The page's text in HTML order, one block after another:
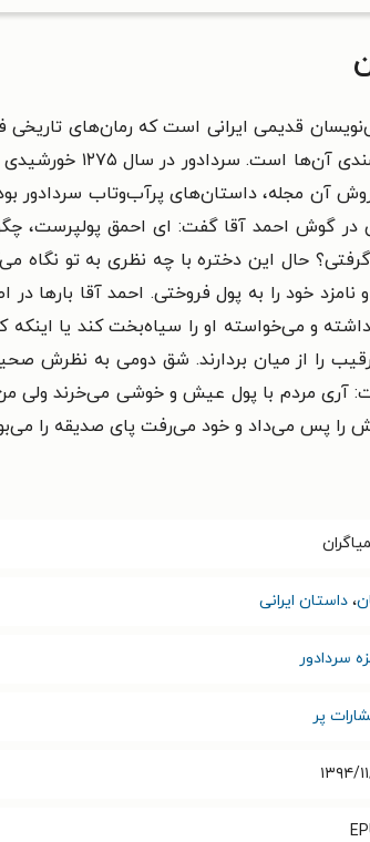
(۱۲۷۵-۱۳۴۹)، از پاورقی‌نویسان قدیمی ایرانی است که
کتاب‌ها، نشانگر
آن مجله، داستان‌های پرآب‌و‌تاب
در گوش احمد آقا گفت‌: ای احمق پولپرست،
حال این دختره با چه نظری به تو نگاه
خود را به پول فروختی. احمد آقا بارها در
و می‌خواسته او را سیاه‌بخت کند یا اینکه
رقیب را از میان بردارند. شق دومی به
آری مردم با پول عیش و خوشی می‌خرند ولی
را پس می‌داد و خود می‌رفت پای صدیقه را
، داستان ایرانی
سردادور
پر
۱۱/۰۱